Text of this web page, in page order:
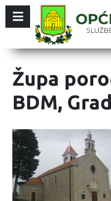
Župa
BDM,